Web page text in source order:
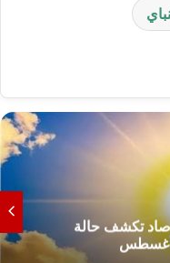
تكشف حالة